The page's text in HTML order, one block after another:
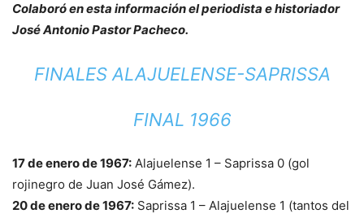
Colaboró en esta información el periodista e historiador
José Antonio Pastor Pacheco.
FINALES ALAJUELENSE-SAPRISSA
FINAL 1966
17 de enero de 1967: Alajuelense 1 – Saprissa 0 (gol
rojinegro de Juan José Gámez).
20 de enero de 1967: Saprissa 1 – Alajuelense 1 (tantos del